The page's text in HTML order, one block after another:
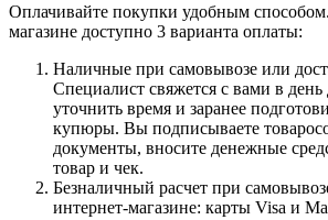
Оплачивайте покупки удобным
магазине доступно 3 варианта оплаты:
Наличные при самовывозе или
Специалист свяжется с вами в
уточнить время и заранее
купюры. Вы подписываете
документы, вносите денежные
товар и чек.
Безналичный расчет при
интернет-магазине: карты Visa и